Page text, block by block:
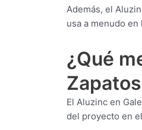
Además, el
usa a menudo
¿Qué
El Aluzinc en
del proyecto en